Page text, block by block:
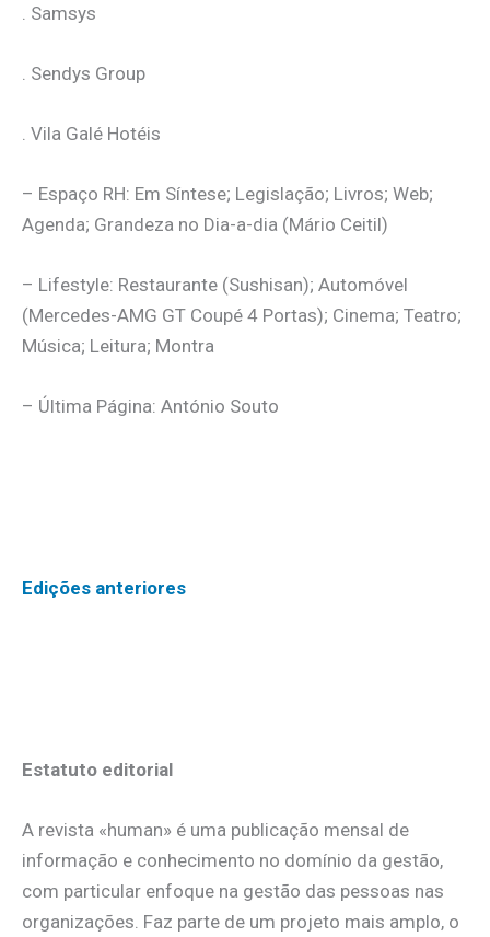
. Samsys
. Sendys Group
. Vila Galé Hotéis
– Espaço RH: Em Síntese; Legislação; Livros; Web;
Agenda; Grandeza no Dia-a-dia (Mário Ceitil)
– Lifestyle: Restaurante (Sushisan); Automóvel
(Mercedes-AMG GT Coupé 4 Portas); Cinema; Teatro;
Música; Leitura; Montra
– Última Página: António Souto
Edições anteriores
Estatuto editorial
A revista «human» é uma publicação mensal de
informação e conhecimento no domínio da gestão,
com particular enfoque na gestão das pessoas nas
organizações. Faz parte de um projeto mais amplo, o